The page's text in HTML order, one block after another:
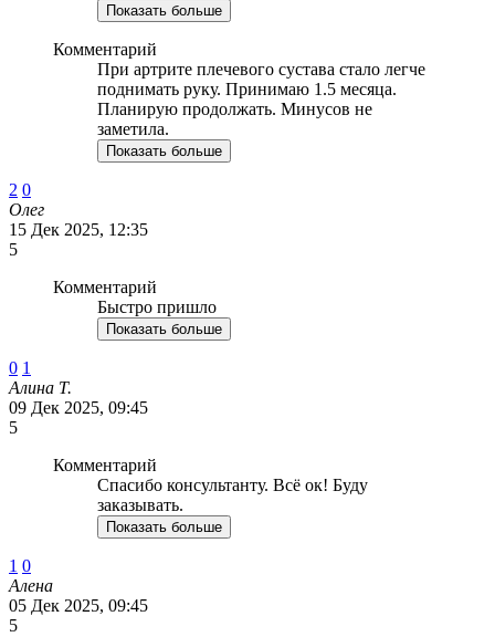
Показать больше
Комментарий
При артрите плечевого сустава стало легче
поднимать руку. Принимаю 1.5 месяца.
Планирую продолжать. Минусов не
заметила.
Показать больше
2 0
Олег
15 Дек 2025, 12:35
5
Комментарий
Быстро пришло
Показать больше
0 1
Алина Т.
09 Дек 2025, 09:45
5
Комментарий
Спасибо консультанту. Всё ок! Буду
заказывать.
Показать больше
1 0
Алена
05 Дек 2025, 09:45
5